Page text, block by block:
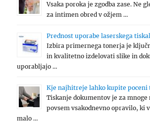
Vsaka poroka je zgodba zase. Ne
za intimen obred v ožjem …
Prednost uporabe laserskega
Izbira primernega tonerja je
in kvalitetno izdelovati slike in
uporabljajo …
Kje najhitreje lahko kupite
Tiskanje dokumentov je za mnoge
povsem vsakodnevno opravilo, ki
malo …